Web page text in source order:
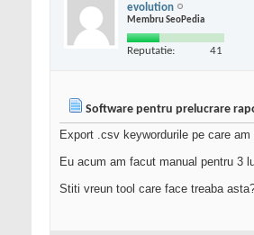
evolution
Membru SeoPedia
Reputatie: 41
Software pentru prelucrare
Export .csv keywordurile pe care
Eu acum am facut manual pentru 3
Stiti vreun tool care face treaba